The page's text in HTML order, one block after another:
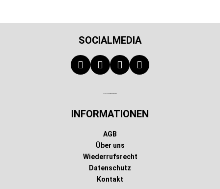
SOCIALMEDIA
INFORMATIONEN
AGB
Über uns
Wiederrufsrecht
Datenschutz
Kontakt